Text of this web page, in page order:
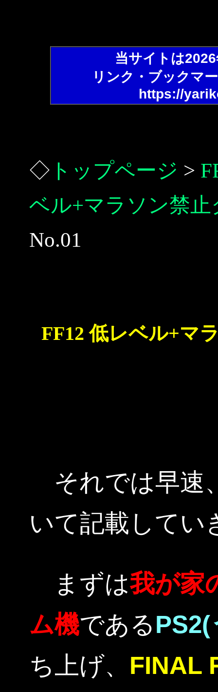
当サイトは
リンク・ブックマ
https://
◇ トップページ >
ベル+マラソン禁
No.01
FF12 低レベル+マ
それでは早速
いて記載してい
まずは我が家
ム機である
ち上げ、 FINAL